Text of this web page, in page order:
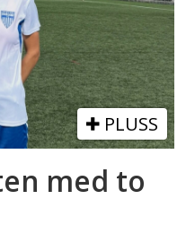
PLUSS
med to